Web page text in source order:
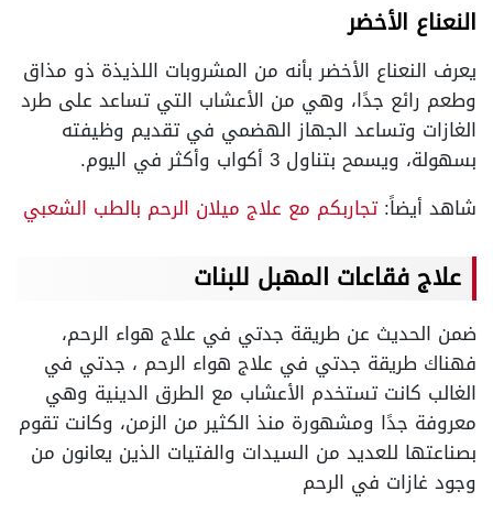
النعناع الأخضر
يعرف النعناع الأخضر بأنه من المشروبات اللذيذة ذو مذاق
وطعم رائع جدًا، وهي من الأعشاب التي تساعد على طرد
الغازات وتساعد الجهاز الهضمي في تقديم وظيفته
بسهولة، ويسمح بتناول 3 أكواب وأكثر في اليوم.
شاهد أيضاً:تجاربكم مع علاج ميلان الرحم بالطب الشعبي
علاج فقاعات المهبل للبنات
ضمن الحديث عن طريقة جدتي في علاج هواء الرحم،
فهناك طريقة جدتي في علاج هواء الرحم ، جدتي في
الغالب كانت تستخدم الأعشاب مع الطرق الدينية وهي
معروفة جدًا ومشهورة منذ الكثير من الزمن، وكانت تقوم
بصناعتها للعديد من السيدات والفتيات الذين يعانون من
وجود غازات في الرحم